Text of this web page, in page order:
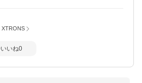
XTRONS
いいね0